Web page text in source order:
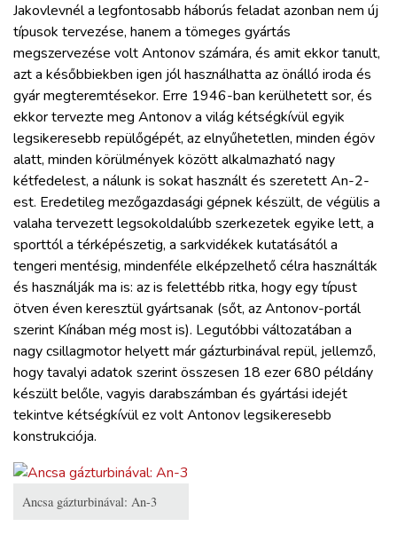
Jakovlevnél a legfontosabb háborús feladat azonban nem új
típusok tervezése, hanem a tömeges gyártás
megszervezése volt Antonov számára, és amit ekkor tanult,
azt a későbbiekben igen jól használhatta az önálló iroda és
gyár megteremtésekor. Erre 1946-ban kerülhetett sor, és
ekkor tervezte meg Antonov a világ kétségkívül egyik
legsikeresebb repülőgépét, az elnyűhetetlen, minden égöv
alatt, minden körülmények között alkalmazható nagy
kétfedelest, a nálunk is sokat használt és szeretett An-2-
est. Eredetileg mezőgazdasági gépnek készült, de végülis a
valaha tervezett legsokoldalúbb szerkezetek egyike lett, a
sporttól a térképészetig, a sarkvidékek kutatásától a
tengeri mentésig, mindenféle elképzelhető célra használták
és használják ma is: az is felettébb ritka, hogy egy típust
ötven éven keresztül gyártsanak (sőt, az Antonov-portál
szerint Kínában még most is). Legutóbbi változatában a
nagy csillagmotor helyett már gázturbinával repül, jellemző,
hogy tavalyi adatok szerint összesen 18 ezer 680 példány
készült belőle, vagyis darabszámban és gyártási idejét
tekintve kétségkívül ez volt Antonov legsikeresebb
konstrukciója.
Ancsa gázturbinával: An-3